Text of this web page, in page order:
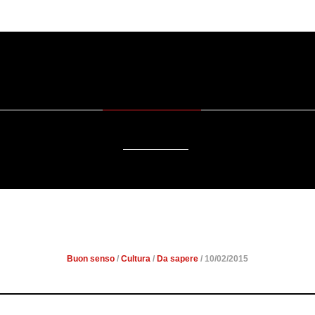
Buon senso / Cultura / Da sapere / 10/02/2015